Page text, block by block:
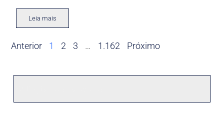
Leia mais
Anterior 1 2 3 … 1.162 Próximo